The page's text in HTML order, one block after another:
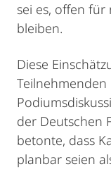
sei es, offen
bleiben.
Diese
der Deutschen
betonte, dass
planbar seien